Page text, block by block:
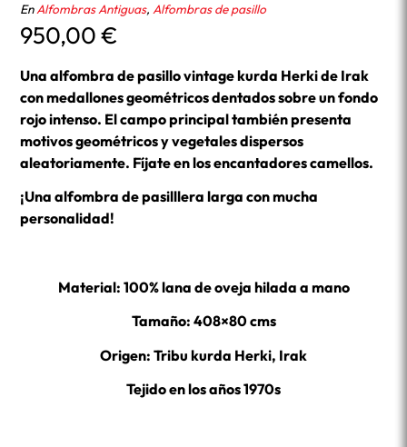
EnAlfombras Antiguas,Alfombras de pasillo
950,00€
Una alfombra de pasillo vintage kurda Herki de Irak
con medallones geométricos dentados sobre un fondo
rojo intenso. El campo principal también presenta
motivos geométricos y vegetales dispersos
aleatoriamente. Fíjate en los encantadores camellos.
¡Una alfombra de pasilllera larga con mucha
personalidad!
Material: 100% lana de oveja hilada a mano
Tamaño: 408×80 cms
Origen: Tribu kurda Herki, Irak
Tejido en los años 1970s